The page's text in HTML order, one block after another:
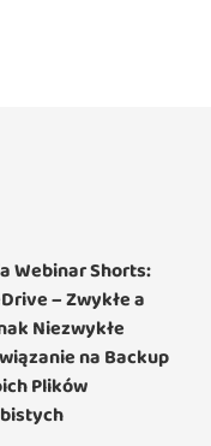
Webinar Shorts:
– Zwykłe a
Niezwykłe
na Backup
Plików